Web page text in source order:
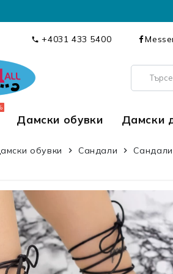
call +4031 433 5400
Дамски обувки Дамски
обувки chevron_right Сандали chevron_right Сандали